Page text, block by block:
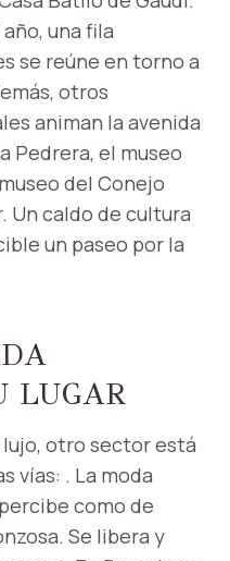
una fila
se reúne en torno a
otros
animan la avenida
Pedrera, el museo
del Conejo
Un caldo de cultura
un paseo por la
LUGAR
lujo, otro sector está
vías: . La moda
como de
Se libera y